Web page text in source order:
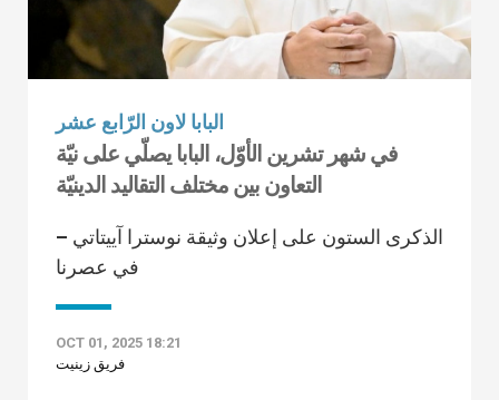
البابا لاون الرّابع عشر
في شهر تشرين الأوّل، البابا يصلّي على نيّة
التعاون بين مختلف التقاليد الدينيّة
الذكرى الستون على إعلان وثيقة نوسترا آييتاتي –
في عصرنا
OCT 01, 2025 18:21
فريق زينيت